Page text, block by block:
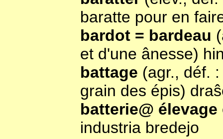
baratte pour en
bardot = bardeau
et d'une ânesse)
battage (agr., déf.
grain des épis)
batterie@
industria bredejo